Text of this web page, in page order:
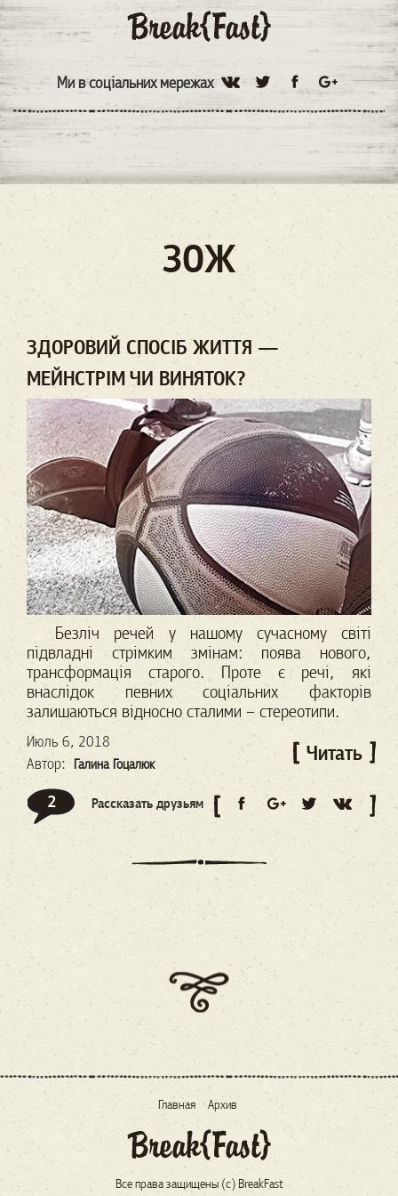
Ми в соціальних мережах
ЗОЖ
ЗДОРОВИЙ СПОСІБ ЖИТТЯ —
МЕЙНСТРІМ ЧИ ВИНЯТОК?
Безліч речей у нашому сучасному світі
підвладні стрімким змінам: поява нового,
трансформація старого. Проте є речі, які
внаслідок певних соціальних факторів
залишаються відносно сталими – стереотипи.
Июль 6, 2018
Автор:
Галина Гоцалюк Читать
2 Рассказать друзьям
Главная Архив
Все права защищены (c) BreakFast